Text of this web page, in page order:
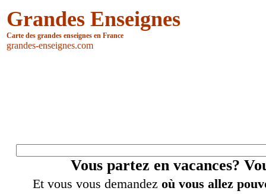
Grandes Enseignes
Carte des grandes enseignes en France
grandes-enseignes.com
Vous partez en vacances?
Et vous vous demandez où vous allez